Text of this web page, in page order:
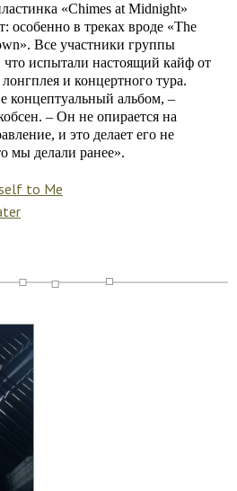
«Chimes at Midnight»
особенно в треках вроде «The
Все участники группы
испытали настоящий кайф от
и концертного тура.
альбом, –
– Он не опирается на
и это делает его не
мы делали ранее».
to Me